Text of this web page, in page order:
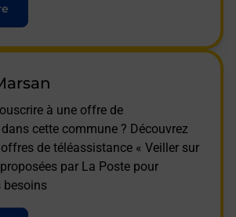
à une offre de
cette commune ? Découvrez
de téléassistance « Veiller sur
par La Poste pour
besoins